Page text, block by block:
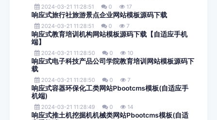
2024-03-21 11:28:51 0 17
响应式旅行社旅游景点企业网站模板源码下载
2024-03-21 11:28:51 0 7
响应式教育培训机构网站模板源码下载【自适应手机
端】
2024-03-21 11:28:50 0 10
响应式电子科技产品公司学院教育培训网站模板源码下
载
2024-03-21 11:28:50 0 7
响应式容器环保化工类网站Pbootcms模板(自适应手
机端)
2024-03-21 11:28:49 0 14
响应式推土机挖掘机机械类网站Pbootcms模板(自适